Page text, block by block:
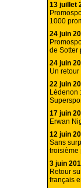
13 juillet
1000
24 juin
de Sotter
24 juin
Un
22 juin
Lédenon
17 juin
Erwan
12 juin
Sans
troisième
3 juin
Retour
français